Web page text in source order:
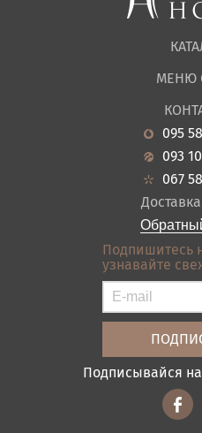
Офисная
Садовая
Гостиная
Кухня
Ванная
Акции
МЕНЮ
О нас
Новости
Гарантия
Кредит
Оплата и
Отзывы
Контакты
Карта
Условия
095
093
067
Подпишитесь
узнавайте
Подписывайся на